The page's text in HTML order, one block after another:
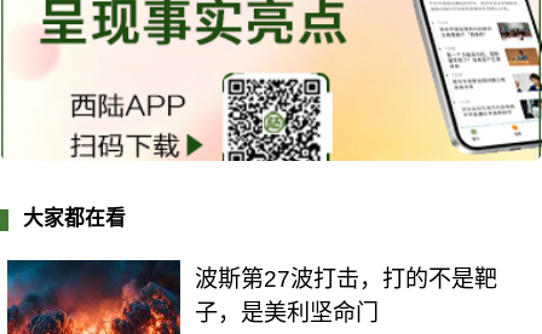
大家都在看
波斯第27波打击，打的不是靶
子，是美利坚命门